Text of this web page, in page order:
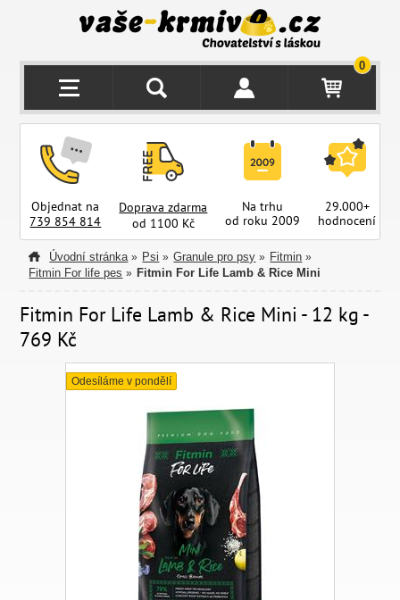
0
Objednat na
739 854 814
Doprava zdarma
od 1100 Kč
Na trhu
od roku 2009
29.000+
hodnocení
Úvodní stránka » Psi » Granule pro psy » Fitmin »
Fitmin For life pes » Fitmin For Life Lamb & Rice Mini
Fitmin For Life Lamb & Rice Mini - 12 kg -
769 Kč
Odesíláme v pondělí